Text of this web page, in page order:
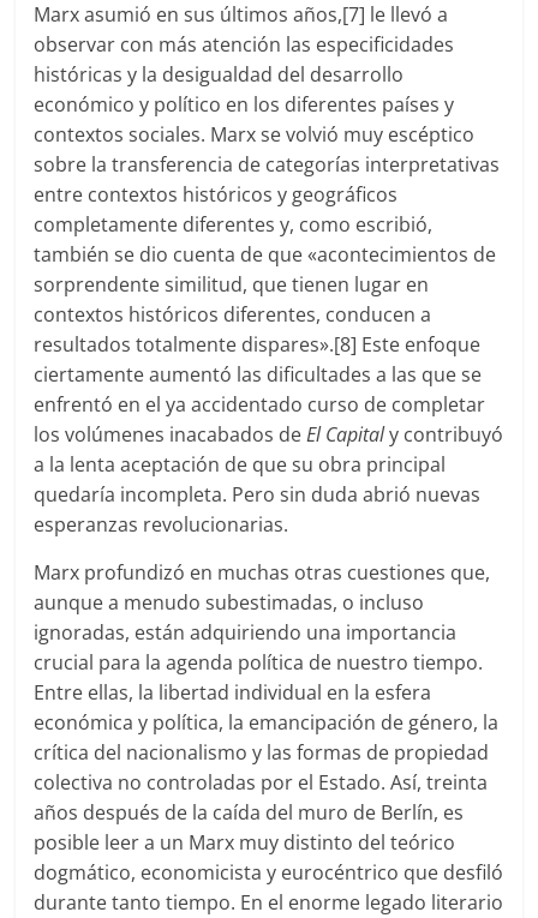
Marx asumió en sus últimos años,[7] le llevó a
observar con más atención las especificidades
históricas y la desigualdad del desarrollo
económico y político en los diferentes países y
contextos sociales. Marx se volvió muy escéptico
sobre la transferencia de categorías interpretativas
entre contextos históricos y geográficos
completamente diferentes y, como escribió,
también se dio cuenta de que «acontecimientos de
sorprendente similitud, que tienen lugar en
contextos históricos diferentes, conducen a
resultados totalmente dispares».[8] Este enfoque
ciertamente aumentó las dificultades a las que se
enfrentó en el ya accidentado curso de completar
los volúmenes inacabados deEl Capitaly contribuyó
a la lenta aceptación de que su obra principal
quedaría incompleta. Pero sin duda abrió nuevas
esperanzas revolucionarias.
Marx profundizó en muchas otras cuestiones que,
aunque a menudo subestimadas, o incluso
ignoradas, están adquiriendo una importancia
crucial para la agenda política de nuestro tiempo.
Entre ellas, la libertad individual en la esfera
económica y política, la emancipación de género, la
crítica del nacionalismo y las formas de propiedad
colectiva no controladas por el Estado. Así, treinta
años después de la caída del muro de Berlín, es
posible leer a un Marx muy distinto del teórico
dogmático, economicista y eurocéntrico que desfiló
durante tanto tiempo. En el enorme legado literario